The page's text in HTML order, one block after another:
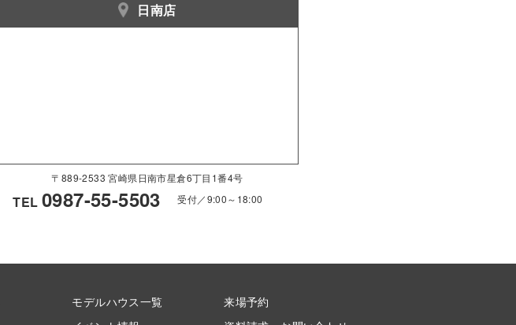
日南店
〒889-2533 宮崎県日南市星倉6丁目1番4号
TEL0987-55-5503 受付／9:00～18:00
モデルハウス一覧
来場予約